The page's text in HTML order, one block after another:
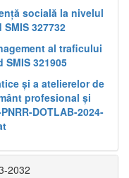
socială la nivelul
327732
al traficului
321905
și a atelierelor de
profesional și
DOTLAB-2024-
2032